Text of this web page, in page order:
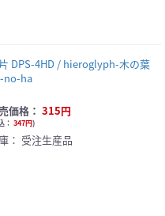
DPS-4HD / hieroglyph-木の葉
no-ha
価格： 315円
： 347円)
： 受注生産品